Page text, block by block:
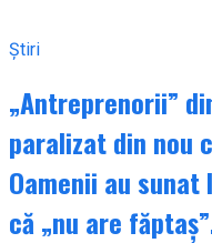
Știri
„Antreprenorii”
paralizat din nou
Oamenii au sunat
că „nu are